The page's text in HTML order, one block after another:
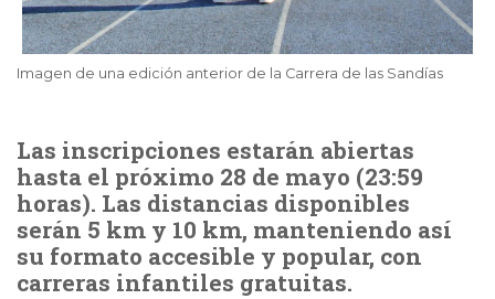
Imagen de una edición anterior de la Carrera de las Sandías
Las inscripciones estarán abiertas
hasta el próximo 28 de mayo (23:59
horas). Las distancias disponibles
serán 5 km y 10 km, manteniendo así
su formato accesible y popular, con
carreras infantiles gratuitas.